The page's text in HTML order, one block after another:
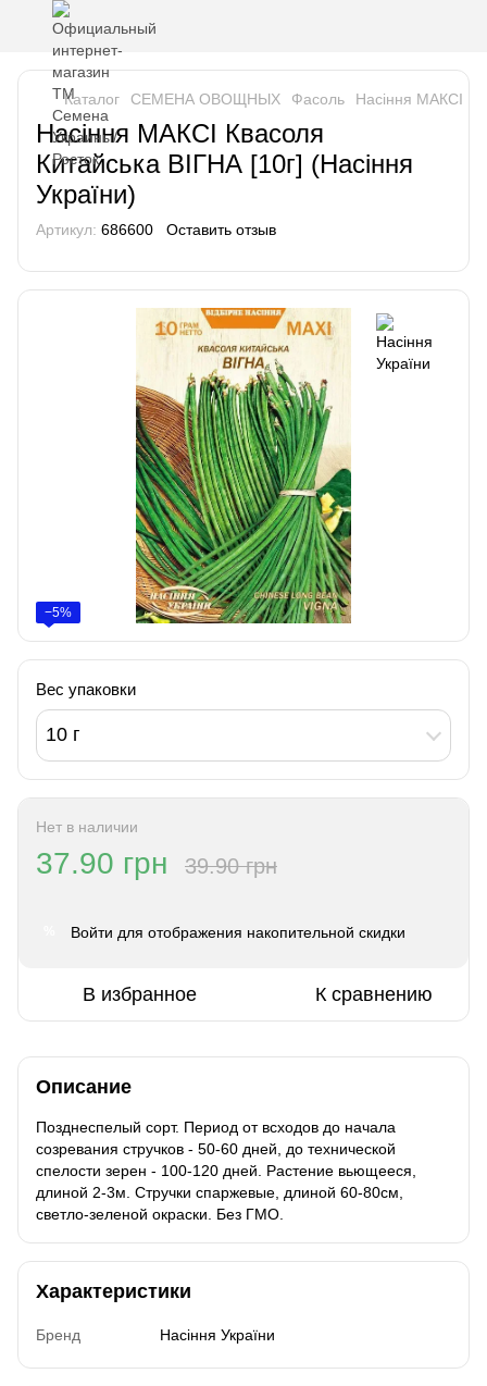
Каталог СЕМЕНА ОВОЩНЫХ Фасоль Насіння МАКСІ
Насіння МАКСІ Квасоля
Китайська ВІГНА [10г] (Насіння
України)
Артикул: 686600 Оставить отзыв
−5%
Вес упаковки
10 г
Нет в наличии
37.90 грн 39.90 грн
Войти для отображения накопительной скидки
В избранное К сравнению
Описание
Позднеспелый сорт. Период от всходов до начала
созревания стручков - 50-60 дней, до технической
спелости зерен - 100-120 дней. Растение вьющееся,
длиной 2-3м. Стручки спаржевые, длиной 60-80см,
светло-зеленой окраски. Без ГМО.
Характеристики
Бренд Насіння України